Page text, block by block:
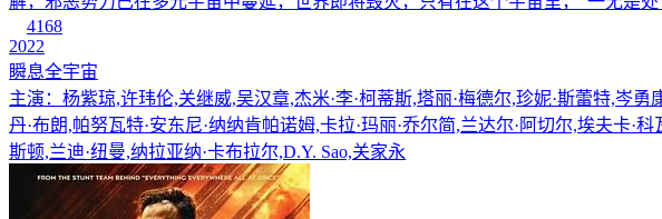
4168
2022
瞬息全宇宙
主演：杨紫琼,许玮伦,关继威,吴汉章,杰米·李·柯蒂斯,塔丽·梅德尔,珍妮·斯蕾特,岑
丹·布朗,帕努瓦特·安东尼·纳纳肯帕诺姆,卡拉·玛丽·乔尔简,兰达尔·阿切尔,埃夫卡·
斯顿,兰迪·纽曼,纳拉亚纳·卡布拉尔,D.Y. Sao,关家永